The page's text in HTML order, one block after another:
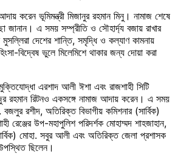
করেন ভূমিমন্ত্রী মিজানুর রহমান মিনু। নামাজ শেষে
জানান। এ সময় সম্প্রীতি ও সৌহার্দ্য বজায় রাখার
দেশের শান্তি, সমৃদ্ধি ও কল্যাণ কামনায়
বিদ্বেষ ভুলে মিলেমিশে থাকার জন্য দোয়া করা
এরশাদ আলী ঈশা এবং রাজশাহী সিটি
রহমান রিটনও একসঙ্গে নামাজ আদায় করেন। এ সময়
রশীদ, অতিরিক্ত বিভাগীয় কমিশনার (সার্বিক)
রেঞ্জের উপ-মহাপুলিশ পরিদর্শক মোহাম্মদ শাহজাহান,
মোহা. সবুর আলী এবং অতিরিক্ত জেলা প্রশাসক
ছিলেন।